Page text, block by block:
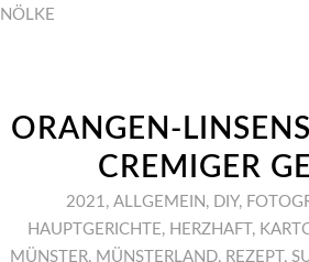
NÖLKE
ORANGEN-
CREMIGER
2021, ALLGEMEIN , DIY,
HAUPTGERICHTE, HERZHAFT ,
MÜNSTER, MÜNSTERLAND, REZEPT ,